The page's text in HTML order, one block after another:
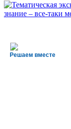
Решаем вместе